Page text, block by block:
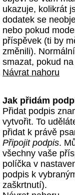
ukazuje, kolikrát
dodatek se
nebo pokud
příspěvek (ti by
změnili).
smazat, pokud
Návrat nahoru
Jak přidám
Přidat podpis
vytvořit. To
přidat k právě
Připojit podpis.
všechny vaše
políčka v
podpis k
zaškrtnutí).